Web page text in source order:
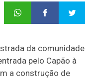
da comunidade
pelo Capão à
a construção de